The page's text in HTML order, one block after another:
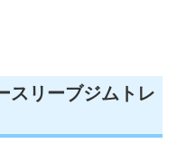
スリーブジムトレ